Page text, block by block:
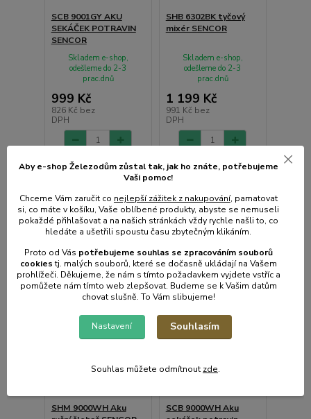
SCB 9001GY AKU
SEKÁČEK POTRAVIN
SENCOR
999 Kč
826 Kč bez
DPH
Skladem e-shop,
odešleme do 2-3
prac.dnů
Přidat do košíku
SHB 6302BK tyčový
mixér SENCOR
1 199 Kč
991 Kč bez
DPH
Skladem e-shop,
odešleme do 2-3
prac.dnů
Přidat do košíku
SHM 9000WH Aku
SCB 9000WH Aku
Aby e-shop Železodům zůstal tak, jak ho znáte, potřebujeme
Vaši pomoc!
Chceme Vám zaručit co nejlepší zážitek z nakupování, pamatovat
si, co máte v košíku, Vaše oblíbené produkty, abyste se nemuseli
pokaždé přihlašovat a na našich stránkách vždy rychle našli to, co
hledáte a ušetřili spoustu času zbytečným klikáním.
Proto od Vás potřebujeme souhlas se zpracováním souborů
cookiestj. malých souborů, které se dočasně ukládají na Vašem
prohlížeči. Děkujeme, že nám s tímto požadavkem vyjdete vstříc a
pomůžete nám tímto web zlepšovat. Budeme se k Vašim datům
chovat slušně. To Vám slibujeme!
Nastavení Souhlasím
Souhlas můžete odmítnout zde.